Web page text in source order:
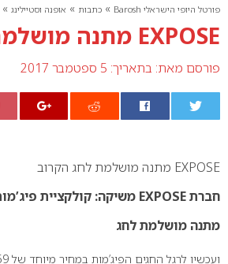
פורטל היופי הישראלי Barosh » כתבות » אופנה וסטיילינג »
EXPOSE מתנה מושלמת לחג
פורסם מאת: בתאריך: 5 ספטמבר 2017
EXPOSE מתנה מושלמת לחג הקרוב
חברת EXPOSE משיקה: קולקציית פיג’מות לעונת מעבר
מתנה מושלמת לחג
ועכשיו לרגל החגים הפיג’מות במחיר מיוחד של 59 ₪ בלבד!